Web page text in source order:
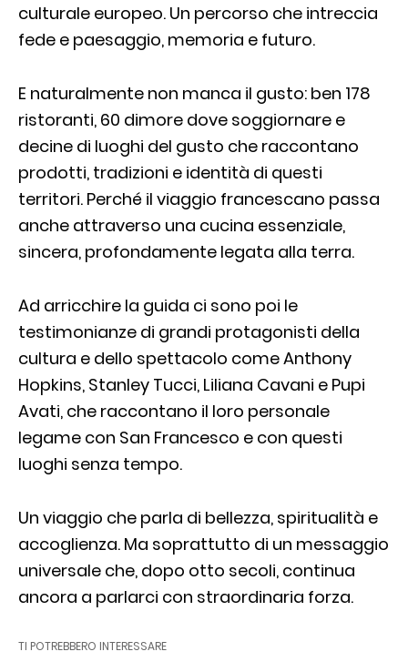
culturale europeo. Un percorso che intreccia
fede e paesaggio, memoria e futuro.
E naturalmente non manca il gusto: ben 178
ristoranti, 60 dimore dove soggiornare e
decine di luoghi del gusto che raccontano
prodotti, tradizioni e identità di questi
territori. Perché il viaggio francescano passa
anche attraverso una cucina essenziale,
sincera, profondamente legata alla terra.
Ad arricchire la guida ci sono poi le
testimonianze di grandi protagonisti della
cultura e dello spettacolo come Anthony
Hopkins, Stanley Tucci, Liliana Cavani e Pupi
Avati, che raccontano il loro personale
legame con San Francesco e con questi
luoghi senza tempo.
Un viaggio che parla di bellezza, spiritualità e
accoglienza. Ma soprattutto di un messaggio
universale che, dopo otto secoli, continua
ancora a parlarci con straordinaria forza.
TI POTREBBERO INTERESSARE